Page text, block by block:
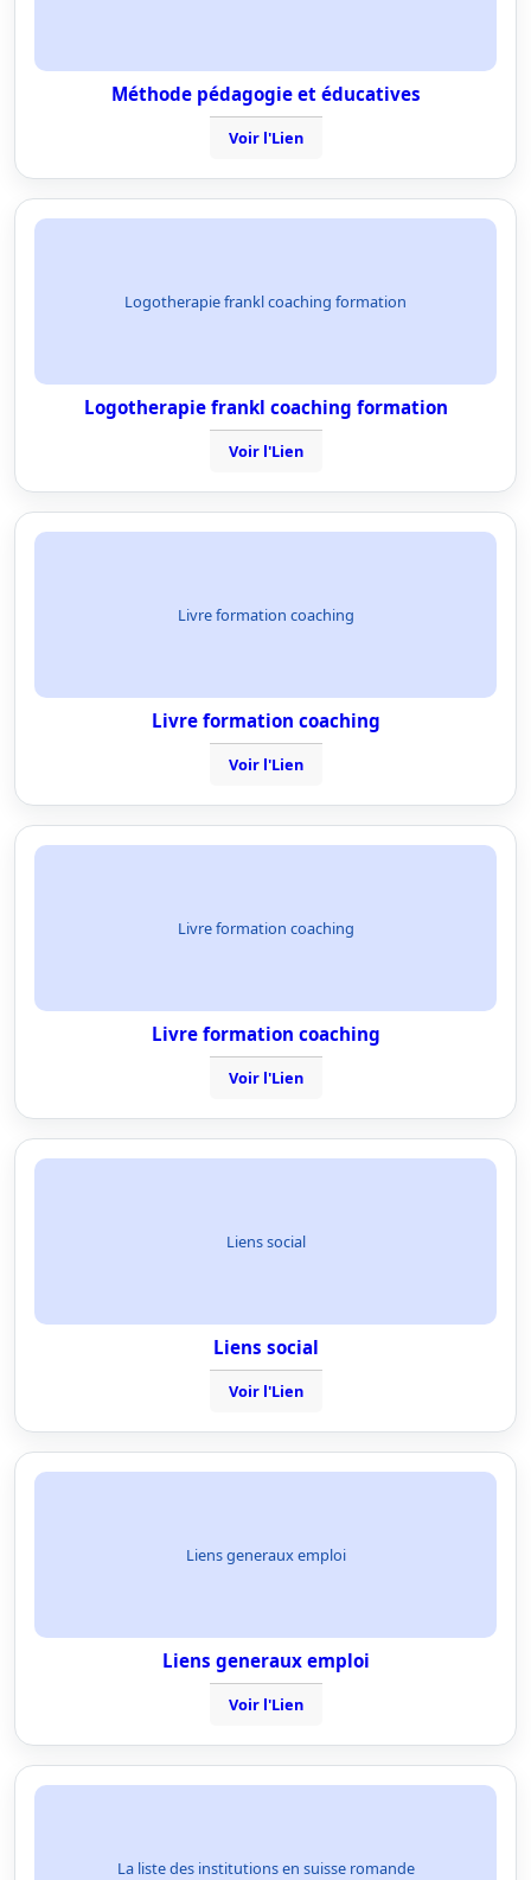
Méthode pédagogie et éducatives
Voir l'Lien
Logotherapie frankl coaching formation
Logotherapie frankl coaching formation
Voir l'Lien
Livre formation coaching
Livre formation coaching
Voir l'Lien
Livre formation coaching
Livre formation coaching
Voir l'Lien
Liens social
Liens social
Voir l'Lien
Liens generaux emploi
Liens generaux emploi
Voir l'Lien
La liste des institutions en suisse romande